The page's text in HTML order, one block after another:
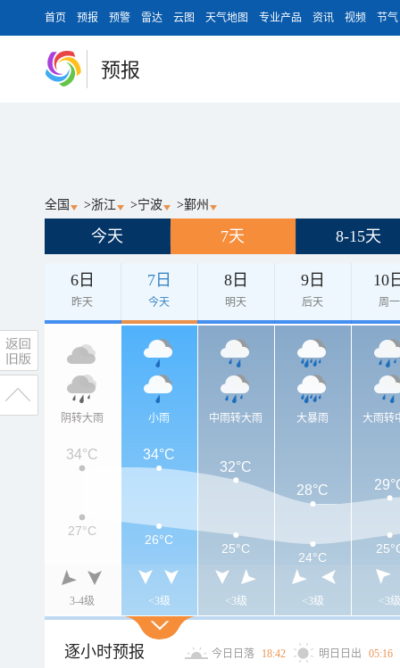
首页 预报 预警 雷达 云图 天气地图 专业产品 资讯 视频 节气
预报
全国 >浙江 >宁波 >鄞州
今天 7天 8-15天
6日
昨天
7日
今天
8日
明天
9日
后天
10
周一
阴转大雨
3-4级
小雨
<3级
中雨转大雨
<3级
大暴雨
<3级
大雨转
<3级
34°C 34°C
32°C
28°C
27°C
26°C
25°C
24°C
逐小时预报 今日日落 18:42 明日日出 05:16